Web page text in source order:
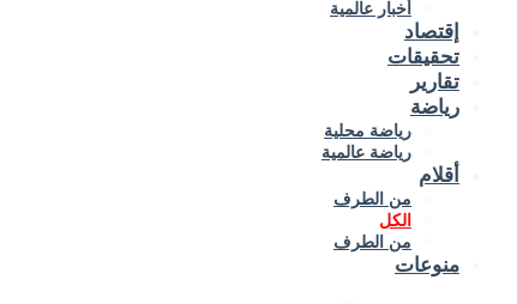
أخبار عالمية
إقتصاد
تحقيقات
تقارير
رياضة
رياضة محلية
رياضة عالمية
أقلام
من الطرف
الكل
من الطرف
منوعات